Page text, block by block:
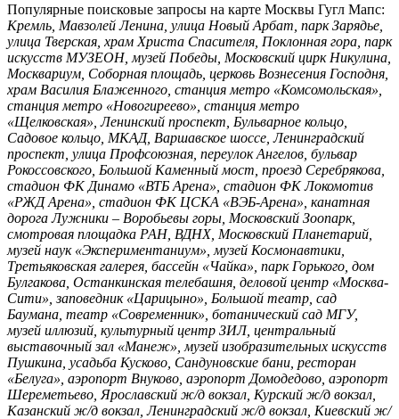
Популярные поисковые запросы на карте Москвы Гугл Мапс:
Кремль, Мавзолей Ленина, улица Новый Арбат, парк Зарядье,
улица Тверская, храм Христа Спасителя, Поклонная гора, парк
искусств МУЗЕОН, музей Победы, Московский цирк Никулина,
Москвариум, Соборная площадь, церковь Вознесения Господня,
храм Василия Блаженного, станция метро «Комсомольская»,
станция метро «Новогиреево», станция метро
«Щелковская», Ленинский проспект, Бульварное кольцо,
Садовое кольцо, МКАД, Варшавское шоссе, Ленинградский
проспект, улица Профсоюзная, переулок Ангелов, бульвар
Рокоссовского, Большой Каменный мост, проезд Серебрякова,
стадион ФК Динамо «ВТБ Арена», стадион ФК Локомотив
«РЖД Арена», стадион ФК ЦСКА «ВЭБ-Арена», канатная
дорога Лужники – Воробьевы горы, Московский Зоопарк,
смотровая площадка РАН, ВДНХ, Московский Планетарий,
музей наук «Экспериментаниум», музей Космонавтики,
Третьяковская галерея, бассейн «Чайка», парк Горького, дом
Булгакова, Останкинская телебашня, деловой центр «Москва-
Сити», заповедник «Царицыно», Большой театр, сад
Баумана, театр «Современник», ботанический сад МГУ,
музей иллюзий, культурный центр ЗИЛ, центральный
выставочный зал «Манеж», музей изобразительных искусств
Пушкина, усадьба Кусково, Сандуновские бани, ресторан
«Белуга», аэропорт Внуково, аэропорт Домодедово, аэропорт
Шереметьево, Ярославский ж/д вокзал, Курский ж/д вокзал,
Казанский ж/д вокзал, Ленинградский ж/д вокзал, Киевский ж/